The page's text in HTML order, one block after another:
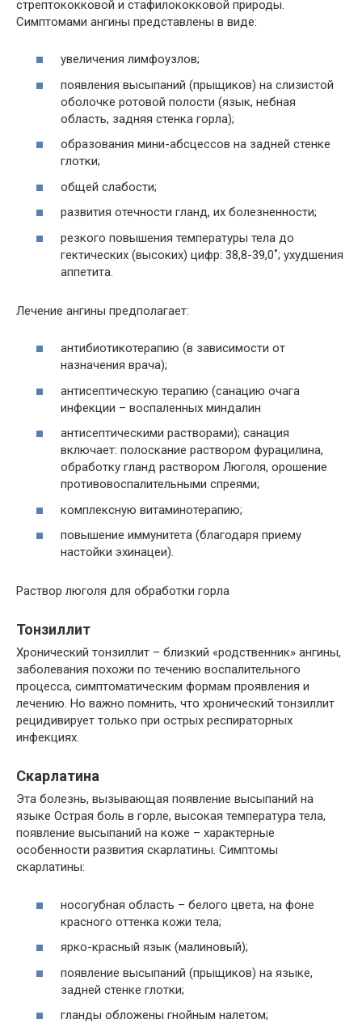
стрептококковой и стафилококковой природы.
Симптомами ангины представлены в виде:
увеличения лимфоузлов;
появления высыпаний (прыщиков) на слизистой
оболочке ротовой полости (язык, небная
область, задняя стенка горла);
образования мини-абсцессов на задней стенке
глотки;
общей слабости;
развития отечности гланд, их болезненности;
резкого повышения температуры тела до
гектических (высоких) цифр: 38,8-39,0˚; ухудшения
аппетита.
Лечение ангины предполагает:
антибиотикотерапию (в зависимости от
назначения врача);
антисептическую терапию (санацию очага
инфекции – воспаленных миндалин
антисептическими растворами); санация
включает: полоскание раствором фурацилина,
обработку гланд раствором Люголя, орошение
противовоспалительными спреями;
комплексную витаминотерапию;
повышение иммунитета (благодаря приему
настойки эхинацеи).
Раствор люголя для обработки горла
Тонзиллит
Хронический тонзиллит – близкий «родственник» ангины,
заболевания похожи по течению воспалительного
процесса, симптоматическим формам проявления и
лечению. Но важно помнить, что хронический тонзиллит
рецидивирует только при острых респираторных
инфекциях.
Скарлатина
Эта болезнь, вызывающая появление высыпаний на
языке Острая боль в горле, высокая температура тела,
появление высыпаний на коже – характерные
особенности развития скарлатины. Симптомы
скарлатины:
носогубная область – белого цвета, на фоне
красного оттенка кожи тела;
ярко-красный язык (малиновый);
появление высыпаний (прыщиков) на языке,
задней стенке глотки;
гланды обложены гнойным налетом;